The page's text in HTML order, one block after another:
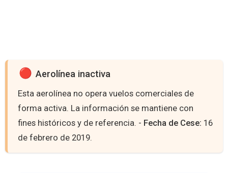
Aerolínea inactiva
Esta aerolínea no opera vuelos comerciales de
forma activa. La información se mantiene con
fines históricos y de referencia. - Fecha de Cese: 16
de febrero de 2019.